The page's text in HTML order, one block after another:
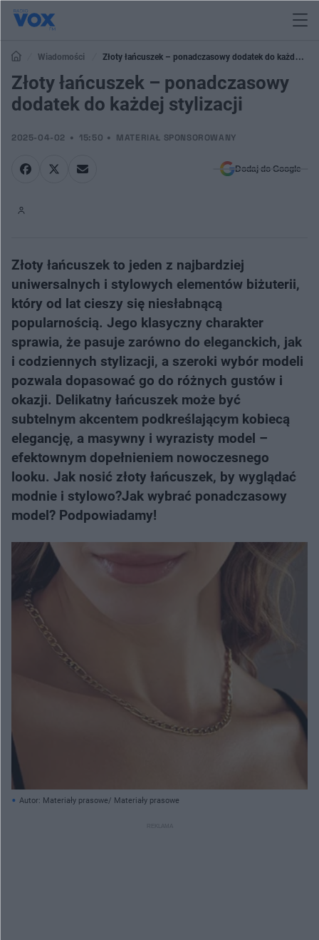
Wiadomości
Złoty łańcuszek – ponadczasowy dodatek do każdej
stylizacji
Złoty łańcuszek – ponadczasowy
dodatek do każdej stylizacji
2025-04-02 15:50 MATERIAŁ SPONSOROWANY
Dodaj do Google
Złoty łańcuszek to jeden z najbardziej
uniwersalnych i stylowych elementów biżuterii,
który od lat cieszy się niesłabnącą
popularnością. Jego klasyczny charakter
sprawia, że pasuje zarówno do eleganckich, jak
i codziennych stylizacji, a szeroki wybór modeli
pozwala dopasować go do różnych gustów i
okazji. Delikatny łańcuszek może być
subtelnym akcentem podkreślającym kobiecą
elegancję, a masywny i wyrazisty model –
efektownym dopełnieniem nowoczesnego
looku. Jak nosić złoty łańcuszek, by wyglądać
modnie i stylowo?Jak wybrać ponadczasowy
model? Podpowiadamy!
Autor: Materiały prasowe/ Materiały prasowe